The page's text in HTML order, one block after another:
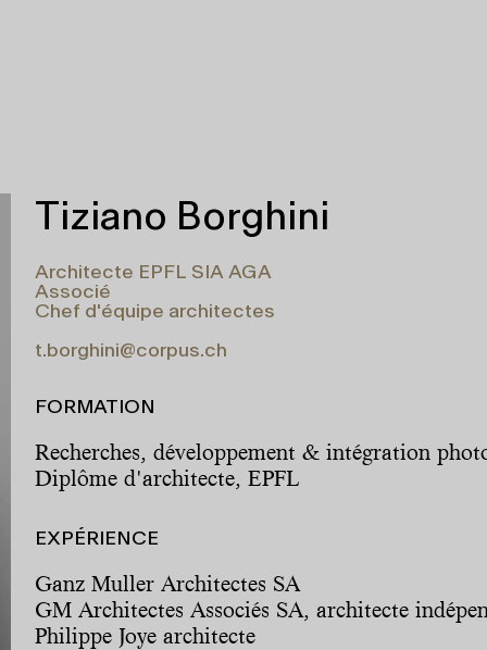
Tiziano Borghini
Architecte EPFL SIA AGA
Associé
Chef d'équipe architectes
t.borghini@corpus.ch
FORMATION
Recherches, développement & intégration
Diplôme d'architecte, EPFL
EXPÉRIENCE
Ganz Muller Architectes SA
GM Architectes Associés SA, architecte
Philippe Joye architecte